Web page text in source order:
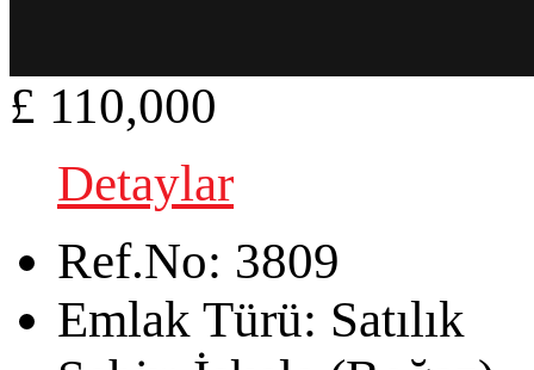
£ 110,000
Detaylar
Ref.No: 3809
Emlak Türü: Satılık